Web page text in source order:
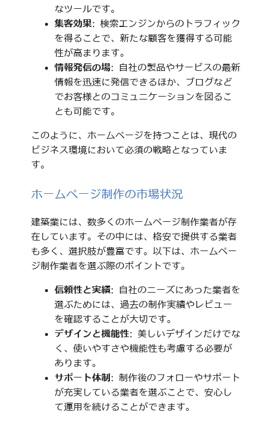
なツールです。
集客効果: 検索エンジンからのトラフィック
を得ることで、新たな顧客を獲得する可能
性が高まります。
情報発信の場: 自社の製品やサービスの最新
情報を迅速に発信できるほか、ブログなど
でお客様とのコミュニケーションを図るこ
とも可能です。
このように、ホームページを持つことは、現代の
ビジネス環境において必須の戦略となっていま
す。
ホームページ制作の市場状況
建築業には、数多くのホームページ制作業者が存
在しています。その中には、格安で提供する業者
も多く、選択肢が豊富です。以下は、ホームペー
ジ制作業者を選ぶ際のポイントです。
信頼性と実績: 自社のニーズにあった業者を
選ぶためには、過去の制作実績やレビュー
を確認することが大切です。
デザインと機能性: 美しいデザインだけでな
く、使いやすさや機能性も考慮する必要が
あります。
サポート体制 : 制作後のフォローやサポート
が充実している業者を選ぶことで、安心し
て運用を続けることができます。